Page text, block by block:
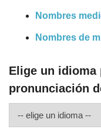
Nombres
Nombres de
Elige un idioma
pronunciación